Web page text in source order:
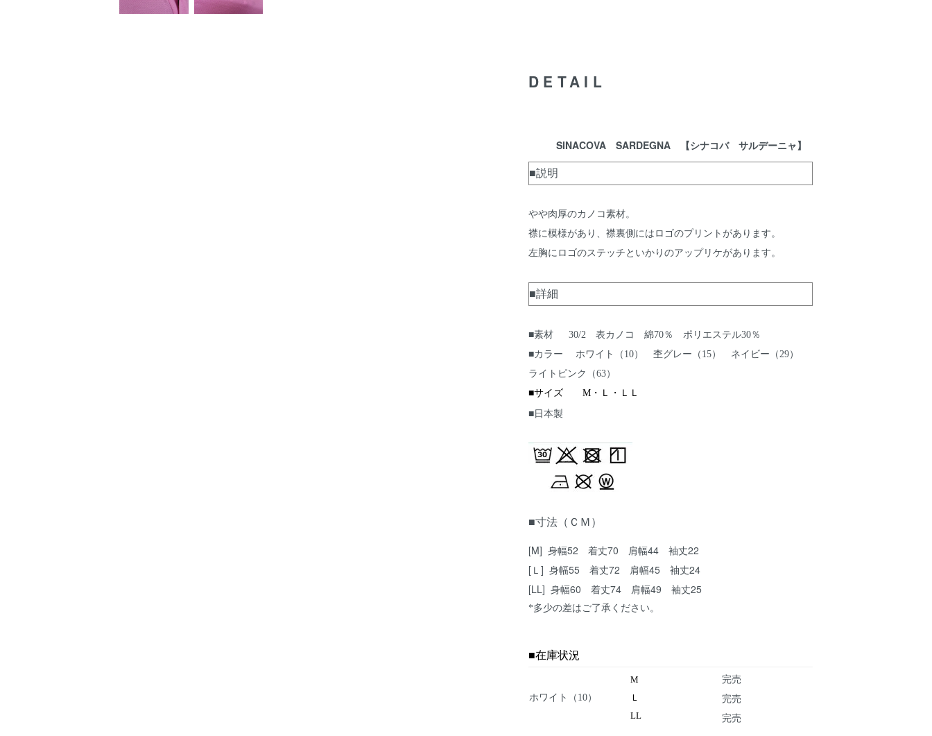
DETAIL
SINACOVA SARDEGNA 【シナコバ サルデーニャ】
■説明
やや肉厚のカノコ素材。
襟に模様があり、襟裏側にはロゴのプリントがあります。
左胸にロゴのステッチといかりのアップリケがあります。
■詳細
■素材 30/2 表カノコ 綿70％ ポリエステル30％
■カラー ホワイト（10） 杢グレー（15） ネイビー（29）
ライトピンク（63）
■サイズ M・Ｌ・ＬＬ
■日本製
■寸法（ＣＭ）
[M] 身幅52 着丈70 肩幅44 袖丈22
[Ｌ] 身幅55 着丈72 肩幅45 袖丈24
[LL] 身幅60 着丈74 肩幅49 袖丈25
*多少の差はご了承ください。
■在庫状況
ホワイト（10）
M
Ｌ
LL
完売
完売
​完売